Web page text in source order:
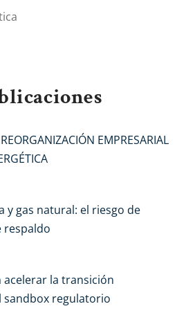
EMPRESARIAL
y gas natural: el riesgo de
respaldo
acelerar la transición
sandbox regulatorio